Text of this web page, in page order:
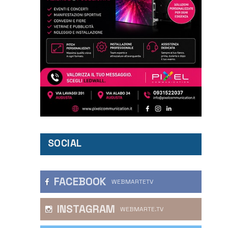
SOCIAL
FACEBOOK WEBMARTETV
INSTAGRAM WEBMARTE.TV